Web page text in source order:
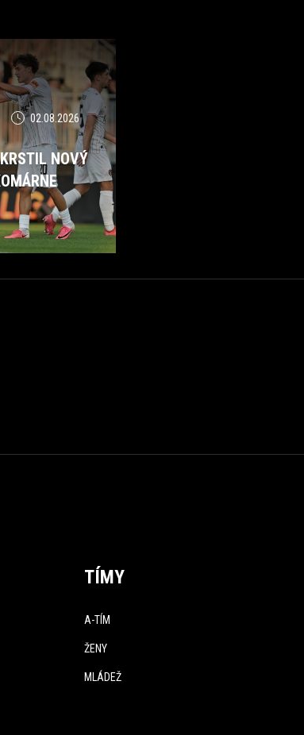
02.08.2026
NOVÝ
TÍMY
A-TÍM
ŽENY
MLÁDEŽ